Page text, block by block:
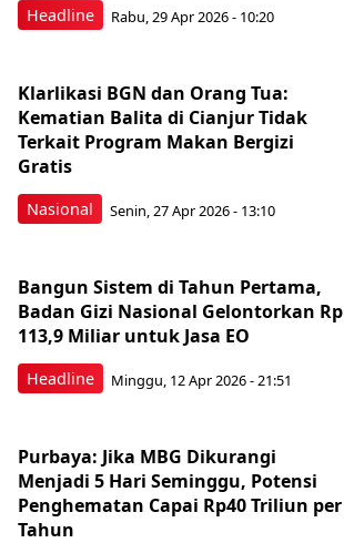
Headline Rabu, 29 Apr 2026 - 10:20
Nasional
Klarlikasi BGN dan Orang Tua:
Kematian Balita di Cianjur Tidak
Terkait Program Makan Bergizi
Gratis
Senin, 27 Apr 2026 - 13:10
Headline
Bangun Sistem di Tahun Pertama,
Badan Gizi Nasional Gelontorkan Rp
113,9 Miliar untuk Jasa EO
Minggu, 12 Apr 2026 - 21:51
Purbaya: Jika MBG Dikurangi
Menjadi 5 Hari Seminggu, Potensi
Penghematan Capai Rp40 Triliun per
Tahun